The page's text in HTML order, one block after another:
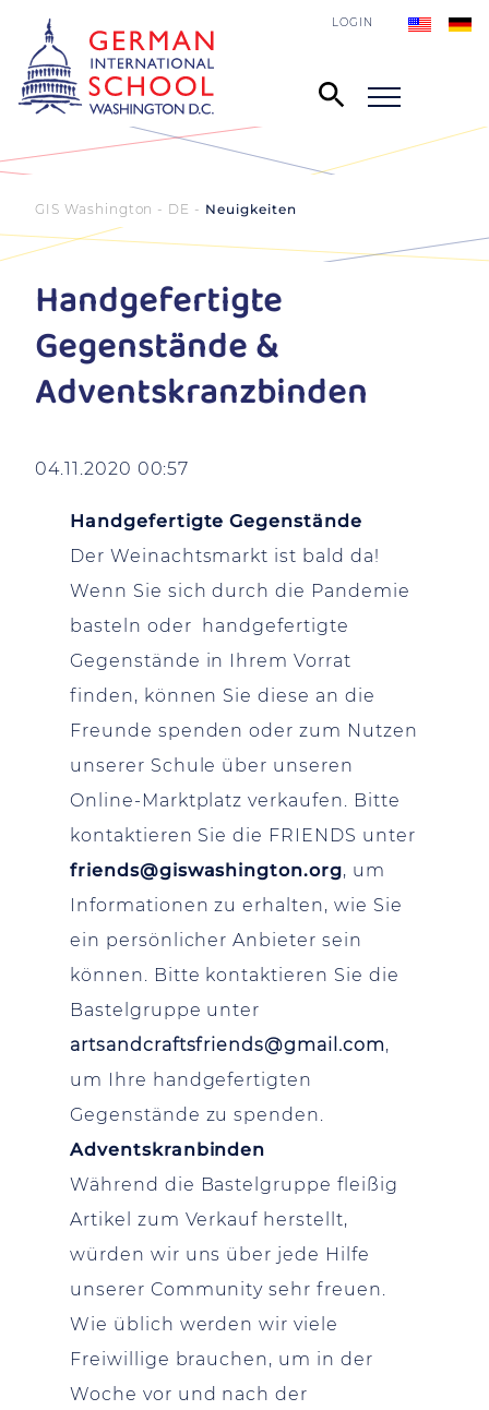
LOGIN
GIS Washington - DE Neuigkeiten
Handgefertigte
Gegenstände &
Adventskranzbinden
04.11.2020 00:57
Handgefertigte Gegenstände
Der Weinachtsmarkt ist bald da!
Wenn Sie sich durch die Pandemie
basteln oder handgefertigte
Gegenstände in Ihrem Vorrat
finden, können Sie diese an die
Freunde spenden oder zum Nutzen
unserer Schule über unseren
Online-Marktplatz verkaufen. Bitte
kontaktieren Sie die FRIENDS unter
friends@giswashington.org, um
Informationen zu erhalten, wie Sie
ein persönlicher Anbieter sein
können. Bitte kontaktieren Sie die
Bastelgruppe unter
artsandcraftsfriends@gmail.com,
um Ihre handgefertigten
Gegenstände zu spenden.
Adventskranbinden
Während die Bastelgruppe fleißig
Artikel zum Verkauf herstellt,
würden wir uns über jede Hilfe
unserer Community sehr freuen.
Wie üblich werden wir viele
Freiwillige brauchen, um in der
Woche vor und nach der